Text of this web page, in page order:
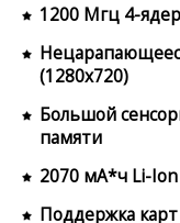
1200 Мгц 4-
(1280x720)
Большой
памяти
2070 мА*ч Li-
Поддержка